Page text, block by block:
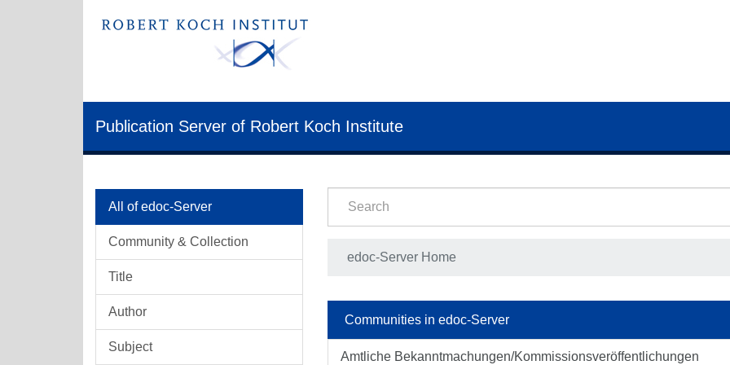
Publication Server of Robert Koch Institute
All of edoc-Server
Community & Collection
Title
Author
Subject
edoc-Server Home
Communities in edoc-Server
Amtliche Bekanntmachungen/Kommissionsveröffentlichungen